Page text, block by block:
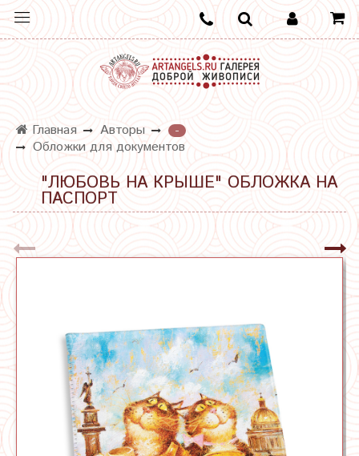
Главная Авторы
-
Обложки для документов
"ЛЮБОВЬ НА КРЫШЕ" ОБЛОЖКА НА
ПАСПОРТ